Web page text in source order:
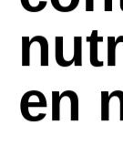
deportivo.
Rosa del Toro
buena